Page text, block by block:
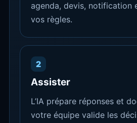
agenda, devis, notification
vos règles.
2
Assister
L’IA prépare réponses et
votre équipe valide les